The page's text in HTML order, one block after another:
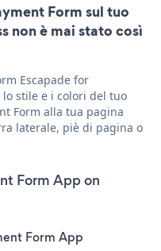
Form sul tuo
non è mai stato così
Escapade for
stile e i colori del tuo
Form alla tua pagina
laterale, piè di pagina o
Form App on
Form App